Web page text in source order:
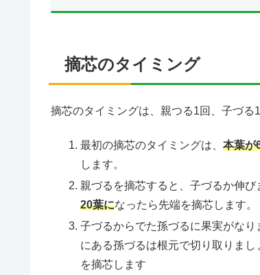
摘芯のタイミング
摘芯のタイミングは、親つる1回、子づる
最初の摘芯のタイミングは、本葉が
します。
親づるを摘芯すると、子づるか伸
20葉になったら先端を摘芯します。
子づるからでた孫づるに果実がな
にある孫づるは根元で切り取りまし
を摘芯します